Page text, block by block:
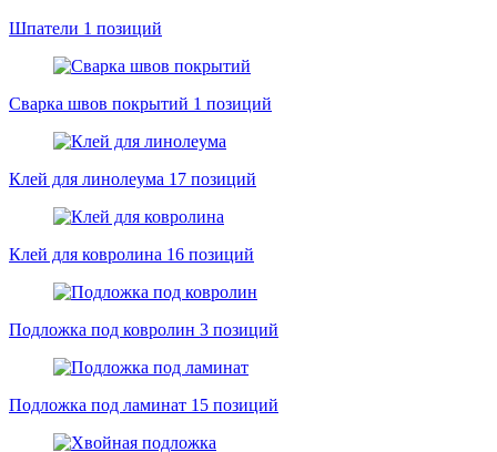
Шпатели 1 позиций
Сварка швов покрытий 1 позиций
Клей для линолеума 17 позиций
Клей для ковролина 16 позиций
Подложка под ковролин 3 позиций
Подложка под ламинат 15 позиций